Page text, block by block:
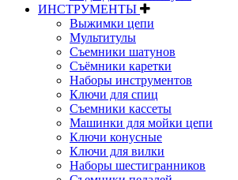
ИНСТРУМЕНТЫ
Выжимки цепи
Мультитулы
Съемники шатунов
Съёмники каретки
Наборы инструментов
Ключи для спиц
Съемники кассеты
Машинки для мойки цепи
Ключи конусные
Ключи для вилки
Наборы шестигранников